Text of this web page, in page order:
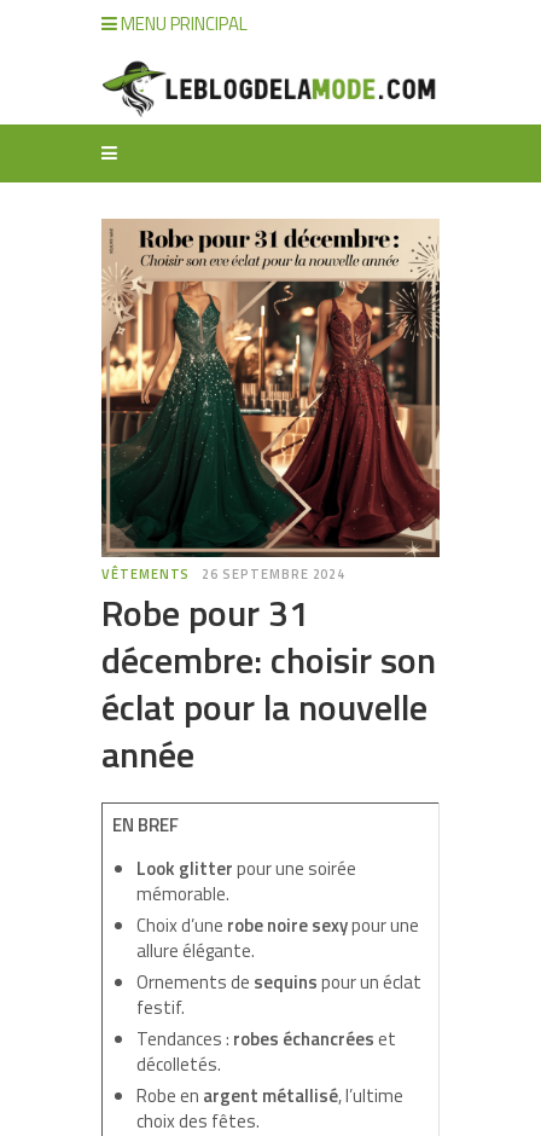
MENU PRINCIPAL
VÊTEMENTS 26 SEPTEMBRE 2024
Robe pour 31
décembre: choisir son
éclat pour la nouvelle
année
EN BREF
Look glitterpour une soirée
mémorable.
Choix d’une robe noire sexypour une
allure élégante.
Ornements de sequinspour un éclat
festif.
Tendances : robes échancréeset
décolletés.
Robe en argent métallisé, l’ultime
choix des fêtes.